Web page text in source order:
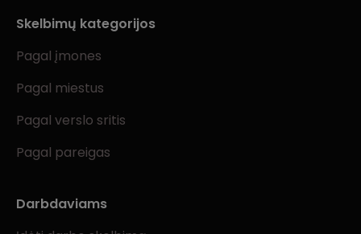
Skelbimų kategorijos
Pagal įmones
Pagal miestus
Pagal verslo sritis
Pagal pareigas
Darbdaviams